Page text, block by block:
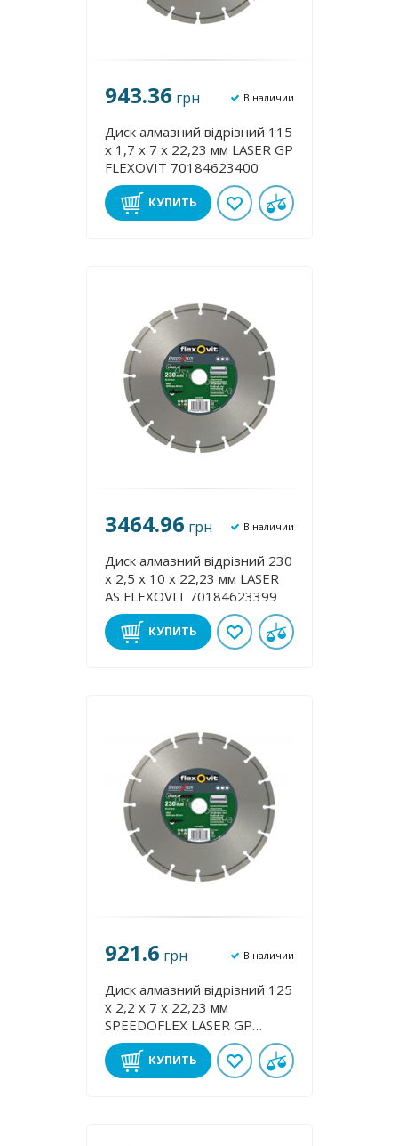
943.36 грн В наличии
Диск алмазний відрізний 115
х 1,7 х 7 х 22,23 мм LASER GP
FLEXOVIT 70184623400
КУПИТЬ
3464.96 грн В наличии
Диск алмазний відрізний 230
х 2,5 х 10 х 22,23 мм LASER
AS FLEXOVIT 70184623399
КУПИТЬ
921.6 грн В наличии
Диск алмазний відрізний 125
х 2,2 х 7 х 22,23 мм
SPEEDOFLEX LASER GP
FLEXOVIT 70184623388
КУПИТЬ